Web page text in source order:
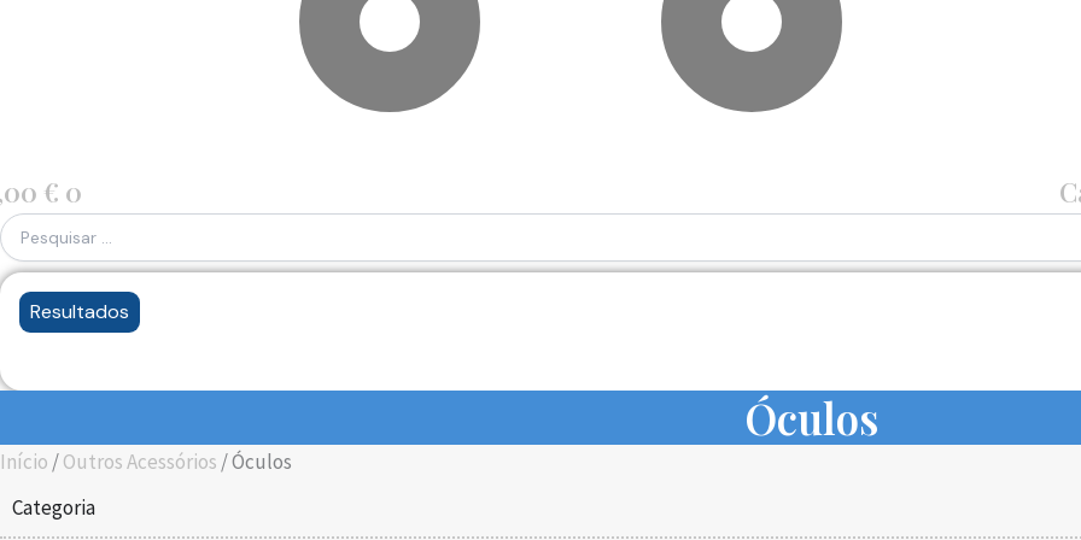
€ 0
Resultados
Óculos
Início /Outros Acessórios / Óculos
Categoria